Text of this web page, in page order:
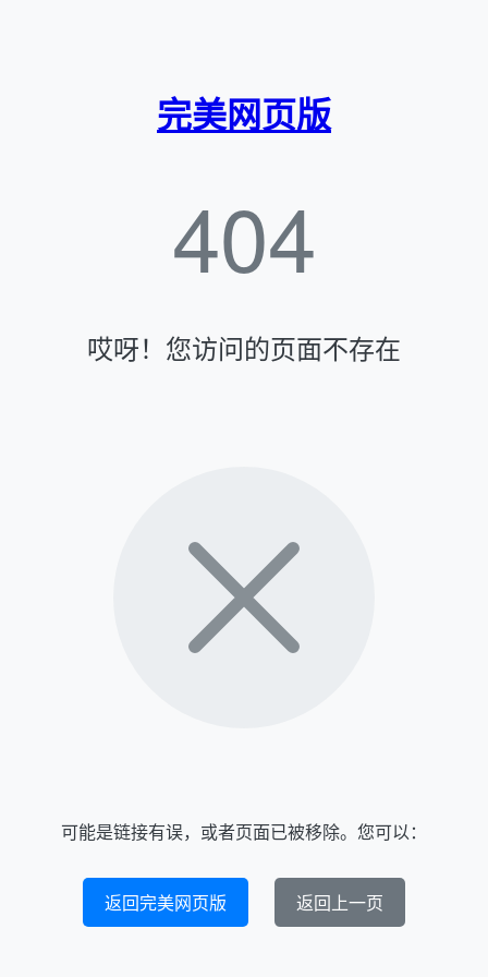
完美网页版
404
哎呀！您访问的页面不存在
可能是链接有误，或者页面已被移除。您可以：
返回完美网页版 返回上一页